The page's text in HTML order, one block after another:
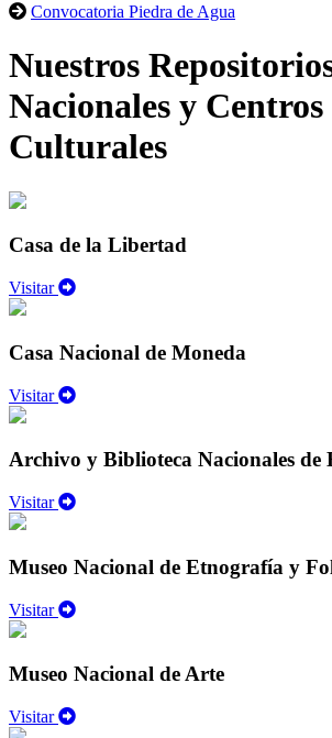
Convocatoria Piedra de Agua
Nuestros
Nacionales y Centros
Culturales
Casa de la Libertad
Visitar
Casa Nacional de Moneda
Visitar
Archivo y Biblioteca Nacionales de
Visitar
Museo Nacional de Etnografía y
Visitar
Museo Nacional de Arte
Visitar